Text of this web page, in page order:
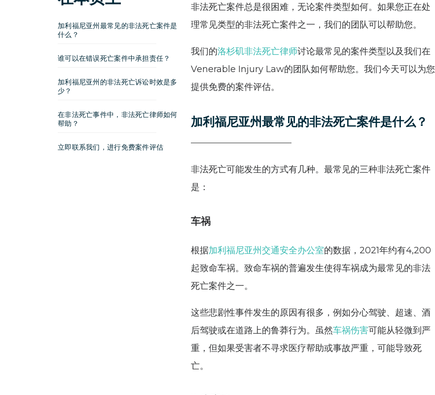
加利福尼亚州最常见的非法死亡案件是
什么？
谁可以在错误死亡案件中承担责任？
加利福尼亚州的非法死亡诉讼时效是多
少？
在非法死亡事件中，非法死亡律师如何
帮助？
立即联系我们，进行免费案件评估
非法死亡案件总是很困难，无论案件类型如何。如果您正在处
理常见类型的非法死亡案件之一，我们的团队可以帮助您。
我们的洛杉矶非法死亡律师讨论最常见的案件类型以及我们在
Venerable Injury Law的团队如何帮助您。我们今天可以为您
提供免费的案件评估。
加利福尼亚州最常见的非法死亡案件是什么？
非法死亡可能发生的方式有几种。最常见的三种非法死亡案件
是：
车祸
根据加利福尼亚州交通安全办公室的数据，2021年约有4,200
起致命车祸。致命车祸的普遍发生使得车祸成为最常见的非法
死亡案件之一。
这些悲剧性事件发生的原因有很多，例如分心驾驶、超速、酒
后驾驶或在道路上的鲁莽行为。虽然车祸伤害可能从轻微到严
重，但如果受害者不寻求医疗帮助或事故严重，可能导致死
亡。